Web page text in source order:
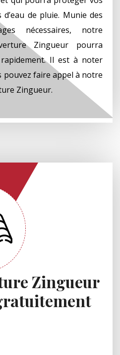
de pluie. Munie des
nécessaires, notre
Zingueur pourra
Il est à noter
pouvez faire appel à notre
Zingueur.
Zingueur